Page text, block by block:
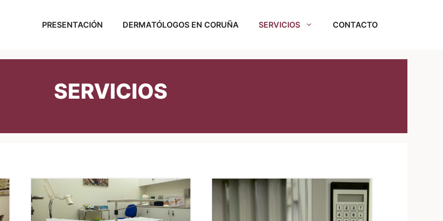
PRESENTACIÓN DERMATÓLOGOS EN CORUÑA SERVICIOS CONTACTO
SERVICIOS